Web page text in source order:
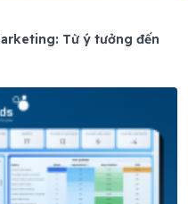
Từ ý tưởng đến